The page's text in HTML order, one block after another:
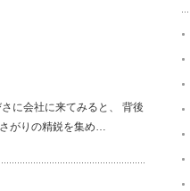
に会社に来てみると、 背後
がりの精鋭を集め…